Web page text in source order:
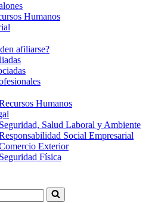
Humanos
afiliarse?
Humanos
Salud Laboral y Ambiente
Social Empresarial
Exterior
Física